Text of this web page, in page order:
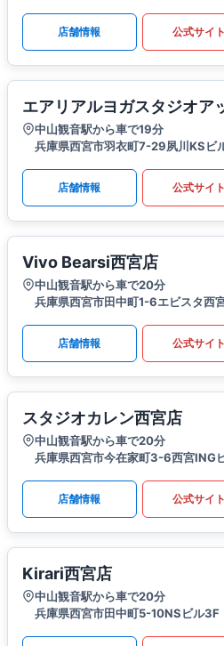
店舗情報 公式サイト
エアリアルヨガスタジオア
中山観音駅から車で19分
兵庫県西宮市羽衣町7-29夙川KSビ
店舗情報 公式サイト
Vivo Bearsi西宮店
中山観音駅から車で20分
兵庫県西宮市田中町1-6エビスタ西
店舗情報 公式サイト
スタジオカレン西宮店
中山観音駅から車で20分
兵庫県西宮市今在家町3-6西宮ING
店舗情報 公式サイト
Kirari西宮店
中山観音駅から車で20分
兵庫県西宮市田中町5-10NSビル3F